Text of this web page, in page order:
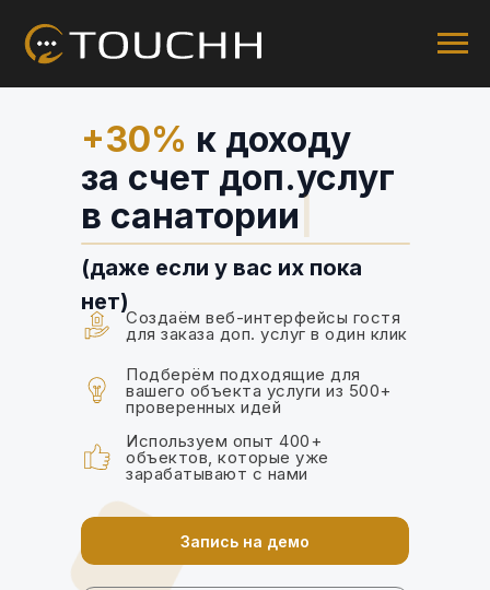
+30% к доходу
за счет доп.услуг
в глэ|
(даже если у вас их пока
нет)
Запись на демо
Создаём веб-интерфейсы гостя
для заказа доп. услуг в один клик
Подберём подходящие для
вашего объекта услуги из 500+
проверенных идей
Используем опыт 400+
объектов, которые уже
зарабатывают с нами